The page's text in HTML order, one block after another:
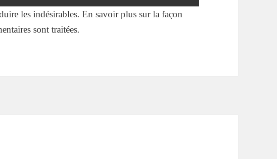
les indésirables.En savoir plus sur la façon
sont traitées.